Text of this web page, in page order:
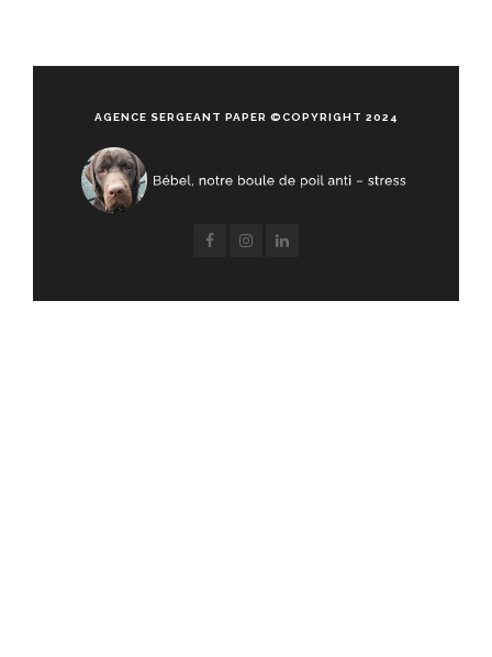
AGENCE SERGEANT PAPER ©COPYRIGHT 2024